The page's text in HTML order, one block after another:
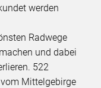
werden
Radwege
und dabei
522
Mittelgebirge